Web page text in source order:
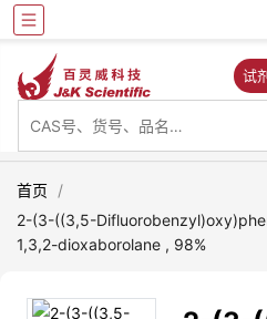
试
首页
/
2-(3-((3,5-
1,3,2-dioxaborolane , 98%